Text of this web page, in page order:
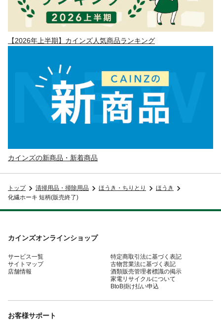
【2026年上半期】カインズ人気商品ランキング
カインズの新商品・新着商品
トップ 清掃用品・掃除用品 ほうき・ちりとり
ほうき
化繊ホーキ 短柄(販売終了)
カインズオンラインショップ
サービス一覧
サイトマップ
店舗情報
特定商取引法に基づく表記
古物営業法に基づく表記
酒類販売管理者標識の掲示
家電リサイクルについて
BtoB掛け払い申込
お客様サポート